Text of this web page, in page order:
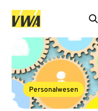
for:
Personalwesen